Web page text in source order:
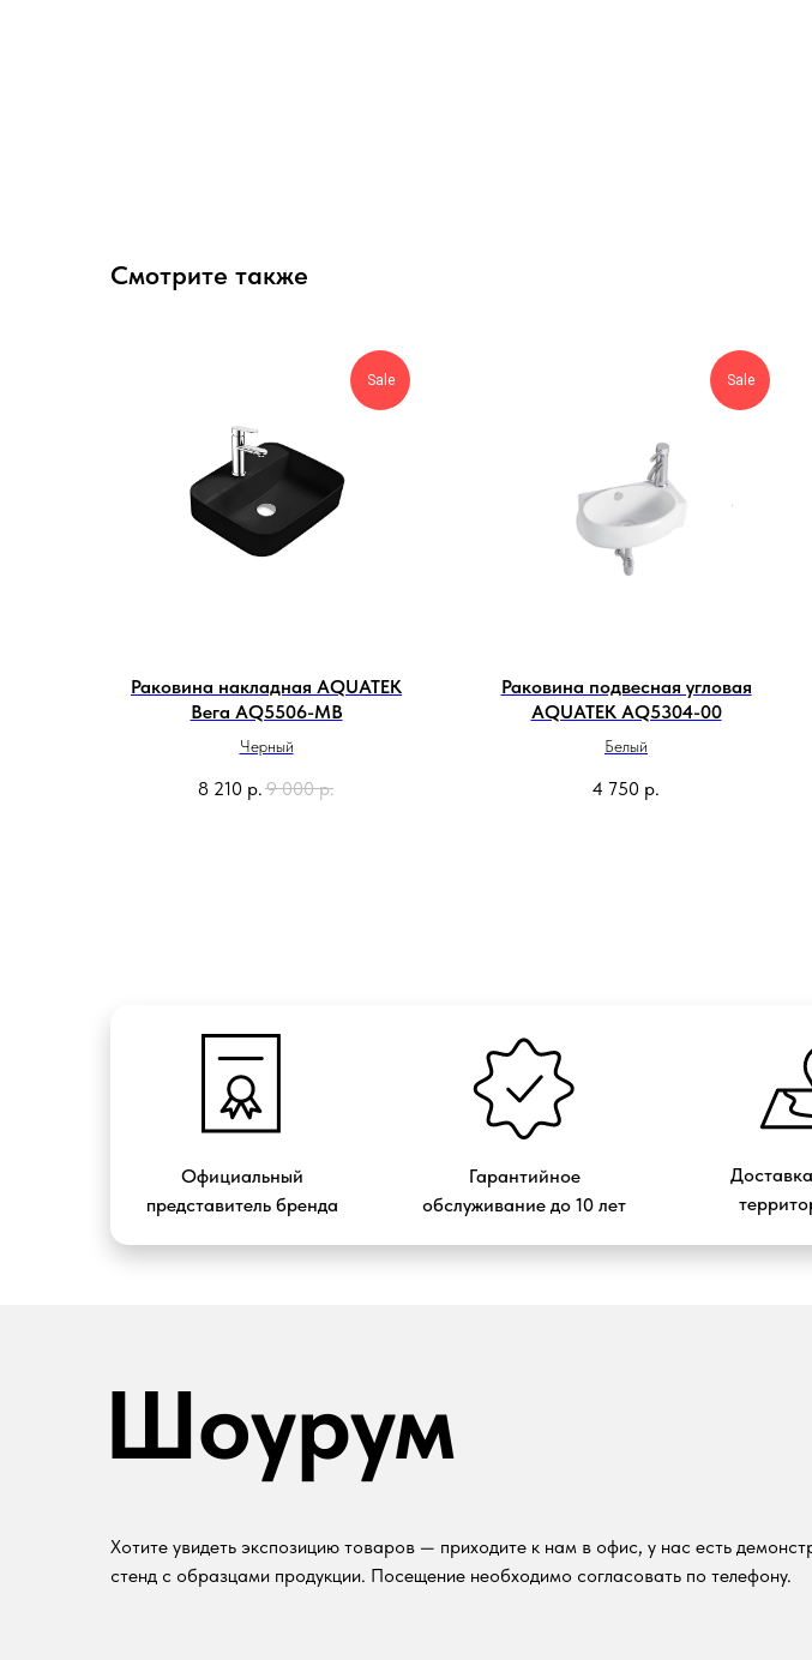
Смотрите также
Sale
Раковина накладная AQUATEK
Вега AQ5506-MB
Черный
8 210 р. 9 000 р.
Sale
Раковина подвесная угловая
AQUATEK AQ5304-00
Белый
4 750 р.
Официальный
представитель бренда
Гарантийное
обслуживание до 10 лет
Шоурум
Хотите увидеть экспозицию товаров — приходите к нам в офис, у нас есть
стенд с образцами продукции. Посещение необходимо согласовать по телефону.